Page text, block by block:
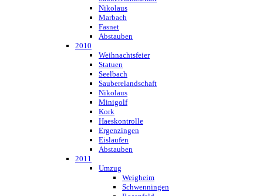
Nikolaus
Marbach
Fasnet
Abstauben
2010
Weihnachtsfeier
Statuen
Seelbach
Sauberelandschaft
Nikolaus
Minigolf
Kork
Haeskontrolle
Ergenzingen
Eislaufen
Abstauben
2011
Umzug
Weigheim
Schwenningen